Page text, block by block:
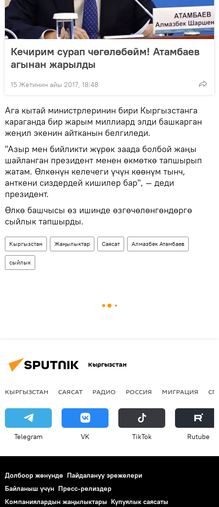
Кечирим сурап чөгөлөбөйм! Атамбаев
агынан жарылды
15 Жетинин айы 2017, 18:48
Ага кытай министрлеринин бири Кыргызстанга
караганда бир жарым миллиард элди башкарган
жеңил экенин айтканын белгиледи.
"Азыр мен бийликти жүрөк заада болбой жаңы
шайланган президент менен өкмөткө тапшырып
жатам. Өлкөнүн келечеги үчүн көөнүм тынч,
анткени сиздердей кишилер бар", — деди
президент.
Өлкө башчысы өз ишинде өзгөчөлөнгөндөргө
сыйлык тапшырды.
Кыргызстан Жаңылыктар Саясат Алмазбек Атамбаев
сыйлык
Кыргызстан
КЫРГЫЗСТАН САЯСАТ РАДИО РОССИЯ МИГРАЦИЯ
Telegram VK ТikТоk Rutube
Долбоор жөнүндө Пайдалануу эрежелери
Байланыш үчүн Пресс-релиздер
Компаниялардын жаңылыктары Купуялык саясаты